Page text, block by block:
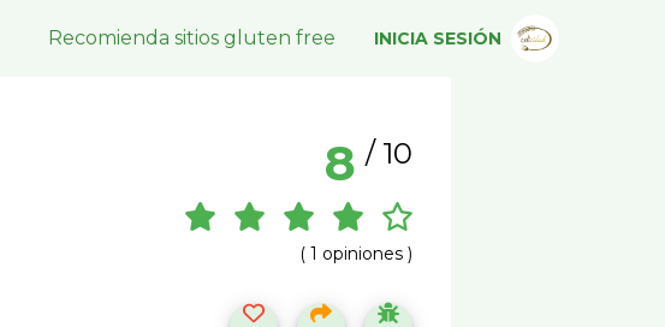
Recomienda sitios gluten free INICIA SESIÓN
8 / 10
( 1 opiniones )